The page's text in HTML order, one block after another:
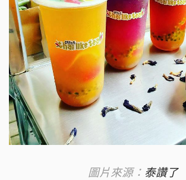
圖片來源： 泰讚了